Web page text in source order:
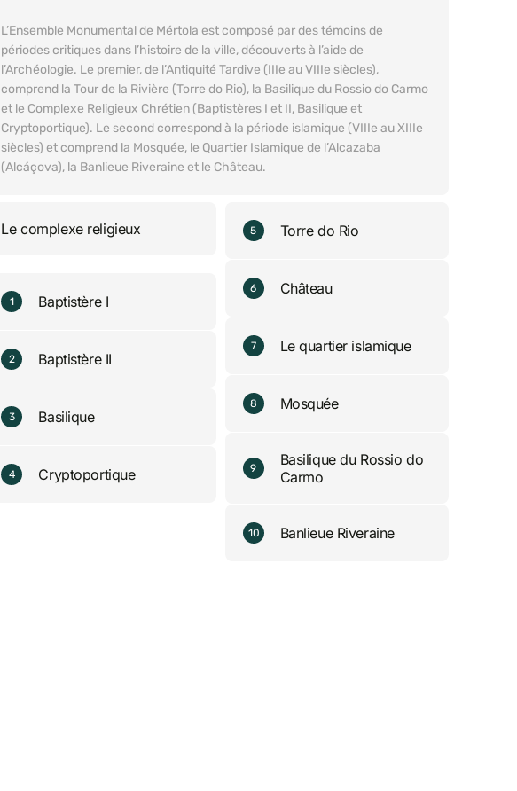
L’Ensemble Monumental de Mértola est composé par des témoins de
périodes critiques dans l’histoire de la ville, découverts à l’aide de
l’Archéologie. Le premier, de l’Antiquité Tardive (IIIe au VIIIe siècles),
comprend la Tour de la Rivière (Torre do Rio), la Basilique du Rossio do Carmo
et le Complexe Religieux Chrétien (Baptistères I et II, Basilique et
Cryptoportique). Le second correspond à la période islamique (VIIIe au XIIIe
siècles) et comprend la Mosquée, le Quartier Islamique de l’Alcazaba
(Alcáçova), la Banlieue Riveraine et le Château.
Le complexe religieux
1 Baptistère I
2 Baptistère II
3 Basilique
4 Cryptoportique
5 Torre do Rio
6 Château
7 Le quartier islamique
8 Mosquée
9
Basilique du Rossio do
Carmo
10 Banlieue Riveraine